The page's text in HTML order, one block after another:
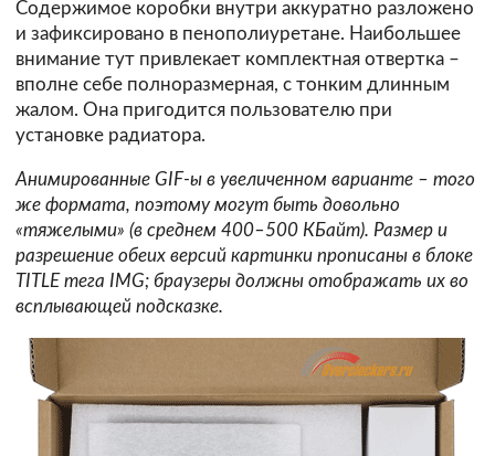
Содержимое коробки внутри аккуратно разложено
и зафиксировано в пенополиуретане. Наибольшее
внимание тут привлекает комплектная отвертка –
вполне себе полноразмерная, с тонким длинным
жалом. Она пригодится пользователю при
установке радиатора.
Анимированные GIF-ы в увеличенном варианте – того
же формата, поэтому могут быть довольно
«тяжелыми» (в среднем 400–500 КБайт). Размер и
разрешение обеих версий картинки прописаны в блоке
TITLE тега IMG; браузеры должны отображать их во
всплывающей подсказке.